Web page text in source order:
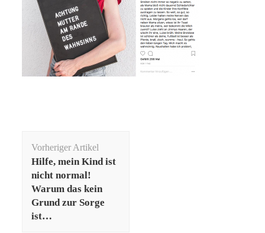
Vorheriger Artikel
Hilfe, mein Kind ist
nicht normal!
Warum das kein
Grund zur Sorge
ist…